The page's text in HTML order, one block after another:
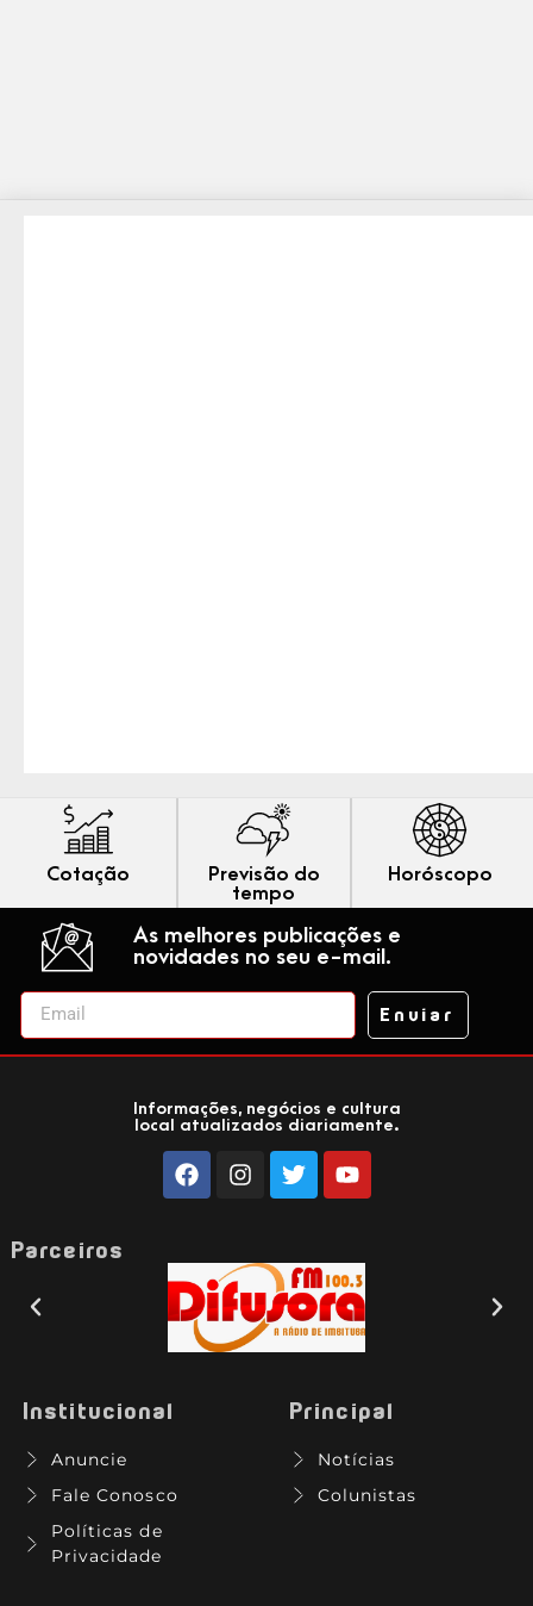
Cotação
Previsão do
tempo
Horóscopo
As melhores publicações e
novidades no seu e-mail.
Enviar
Informações, negócios e cultura
local atualizados diariamente.
Parceiros
Institucional
Anuncie
Fale Conosco
Políticas de
Privacidade
Principal
Notícias
Colunistas